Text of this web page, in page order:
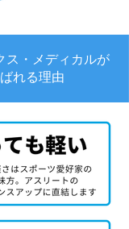
ス・メディカルが
れる理由